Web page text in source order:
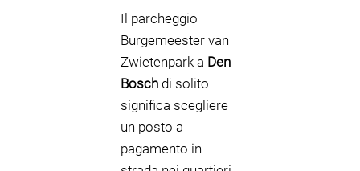
Il parcheggio
Burgemeester van
Zwietenpark a Den
Bosch di solito
significa scegliere
un posto a
pagamento in